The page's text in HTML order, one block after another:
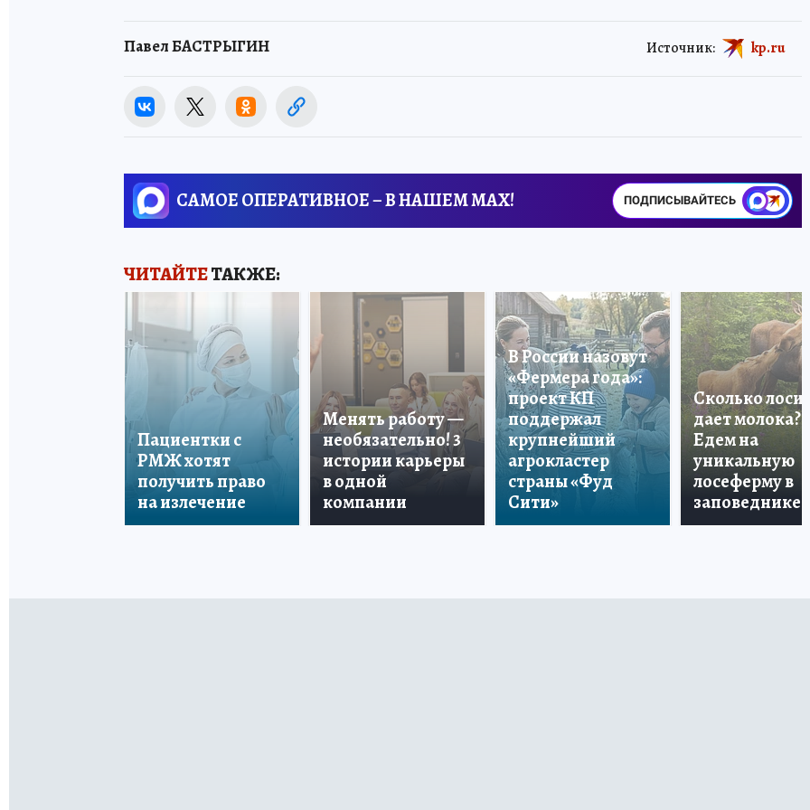
Павел БАСТРЫГИН Источник: kp.ru
САМОЕ ОПЕРАТИВНОЕ – В НАШЕМ MAX! ПОДПИСЫВАЙТЕСЬ
ЧИТАЙТЕТАКЖЕ:
Пациентки с
РМЖ хотят
получить право
на излечение
Менять работу —
необязательно! 3
истории карьеры
в одной
компании
В России назовут
«Фермера года»:
проект КП
поддержал
крупнейший
агрокластер
страны «Фуд
Сити»
Сколько
дает молока?
Едем на
уникальную
лосеферму в
заповеднике!